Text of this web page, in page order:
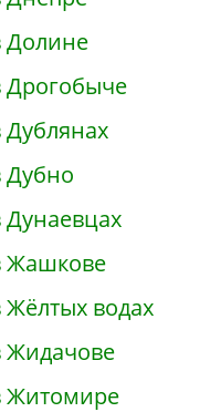
Долине
Дрогобыче
Дубно
Дунаевцах
Жашкове
водах
Жидачове
Житомире